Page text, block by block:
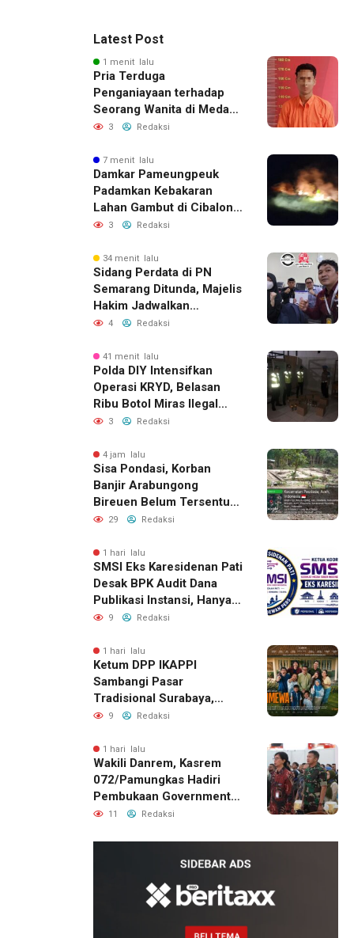
Latest Post
1 menit lalu
Pria Terduga
Penganiayaan terhadap
Seorang Wanita di Medan
Ditangkap Polisi
3 Redaksi
7 menit lalu
Damkar Pameungpeuk
Padamkan Kebakaran
Lahan Gambut di Cibalong,
Permukiman Warga
3 Redaksi
34 menit lalu
Sidang Perdata di PN
Semarang Ditunda, Majelis
Hakim Jadwalkan
Pemanggilan Ulang BPR
4 Redaksi
41 menit lalu
Polda DIY Intensifkan
Operasi KRYD, Belasan
Ribu Botol Miras Ilegal
Berhasil Diamankan
3 Redaksi
4 jam lalu
Sisa Pondasi, Korban
Banjir Arabungong
Bireuen Belum Tersentuh
Bantuan Pascabencana
29 Redaksi
1 hari lalu
SMSI Eks Karesidenan Pati
Desak BPK Audit Dana
Publikasi Instansi, Hanya
untuk Perusahaan Pers
9 Redaksi
1 hari lalu
Ketum DPP IKAPPI
Sambangi Pasar
Tradisional Surabaya,
Akhiri Agenda dengan
ISTIMEWA
9 Redaksi
1 hari lalu
Wakili Danrem, Kasrem
072/Pamungkas Hadiri
Pembukaan Government
Procurement Forum &
11 Redaksi